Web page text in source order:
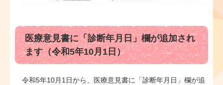
医療意見書に「診断年月日」欄が追加され
ます（令和5年10月1日）
令和5年10月1日から、医療意見書に「診断年月日」欄が追